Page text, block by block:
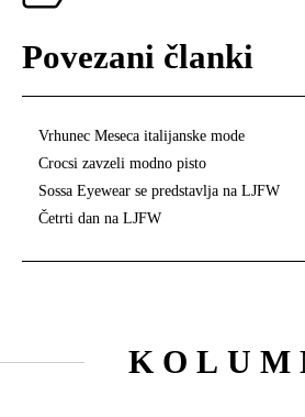
Povezani članki
Vrhunec Meseca italijanske mode
Crocsi zavzeli modno pisto
Sossa Eyewear se predstavlja na LJFW
Četrti dan na LJFW